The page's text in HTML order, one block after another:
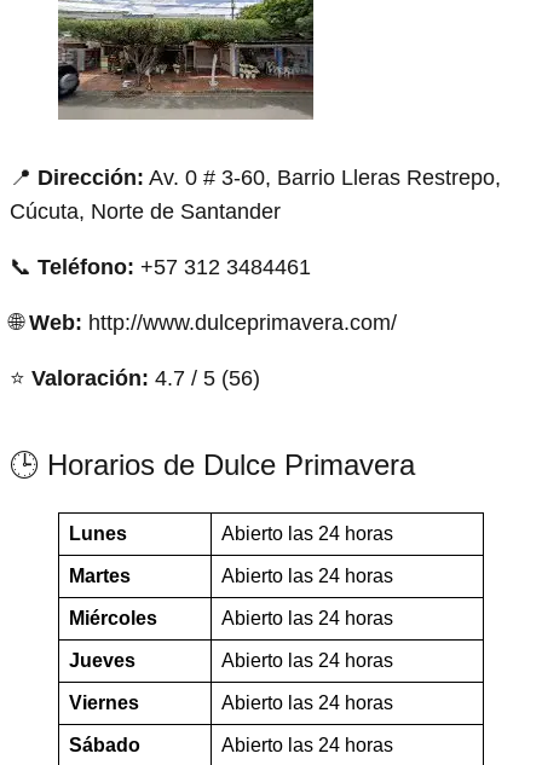
📍 Dirección: Av. 0 # 3-60, Barrio Lleras Restrepo,
Cúcuta, Norte de Santander
📞 Teléfono: +57 312 3484461
🌐Web: http://www.dulceprimavera.com/
⭐ Valoración: 4.7 / 5 (56)
🕒 Horarios de Dulce Primavera
Lunes Abierto las 24 horas
Martes Abierto las 24 horas
Miércoles Abierto las 24 horas
Jueves Abierto las 24 horas
Viernes Abierto las 24 horas
Sábado Abierto las 24 horas